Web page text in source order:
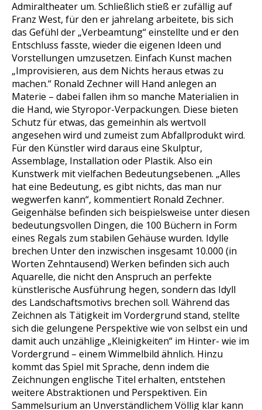
Admiraltheater um. Schließlich stieß er zufällig auf
Franz West, für den er jahrelang arbeitete, bis sich
das Gefühl der „Verbeamtung“ einstellte und er den
Entschluss fasste, wieder die eigenen Ideen und
Vorstellungen umzusetzen. Einfach Kunst machen
„Improvisieren, aus dem Nichts heraus etwas zu
machen.“ Ronald Zechner will Hand anlegen an
Materie – dabei fallen ihm so manche Materialien in
die Hand, wie Styropor-Verpackungen. Diese bieten
Schutz für etwas, das gemeinhin als wertvoll
angesehen wird und zumeist zum Abfallprodukt wird.
Für den Künstler wird daraus eine Skulptur,
Assemblage, Installation oder Plastik. Also ein
Kunstwerk mit vielfachen Bedeutungsebenen. „Alles
hat eine Bedeutung, es gibt nichts, das man nur
wegwerfen kann“, kommentiert Ronald Zechner.
Geigenhälse befinden sich beispielsweise unter diesen
bedeutungsvollen Dingen, die 100 Büchern in Form
eines Regals zum stabilen Gehäuse wurden. Idylle
brechen Unter den inzwischen insgesamt 10.000 (in
Worten Zehntausend) Werken befinden sich auch
Aquarelle, die nicht den Anspruch an perfekte
künstlerische Ausführung hegen, sondern das Idyll
des Landschaftsmotivs brechen soll. Während das
Zeichnen als Tätigkeit im Vordergrund stand, stellte
sich die gelungene Perspektive wie von selbst ein und
damit auch unzählige „Kleinigkeiten“ im Hinter- wie im
Vordergrund – einem Wimmelbild ähnlich. Hinzu
kommt das Spiel mit Sprache, denn indem die
Zeichnungen englische Titel erhalten, entstehen
weitere Abstraktionen und Perspektiven. Ein
Sammelsurium an Unverständlichem Völlig klar kann